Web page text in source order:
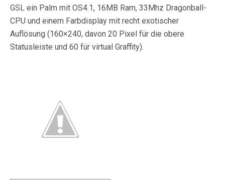
GSL ein Palm mit OS4.1, 16MB Ram, 33Mhz Dragonball-
CPU und einem Farbdisplay mit recht exotischer
Auflösung (160×240, davon 20 Pixel für die obere
Statusleiste und 60 für virtual Graffity).